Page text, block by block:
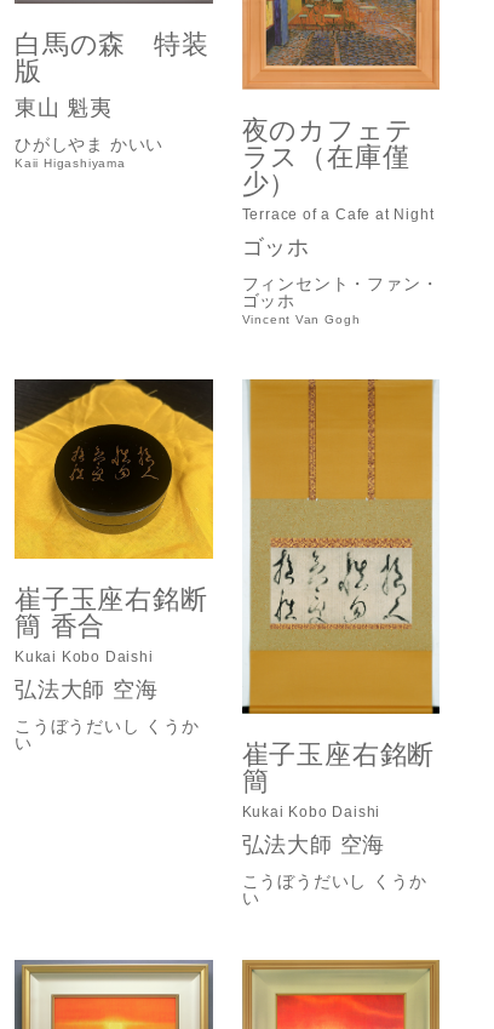
白馬の森 特装
版
東山 魁夷
ひがしやま かいい
Kaii Higashiyama
夜のカフェテ
ラス（在庫僅
少）
Terrace of a Cafe at Night
ゴッホ
フィンセント・ファン・
ゴッホ
Vincent Van Gogh
崔子玉座右銘断
簡 香合
Kukai Kobo Daishi
弘法大師 空海
こうぼうだいし くうか
い
崔子玉座右銘断
簡
Kukai Kobo Daishi
弘法大師 空海
こうぼうだいし くうか
い